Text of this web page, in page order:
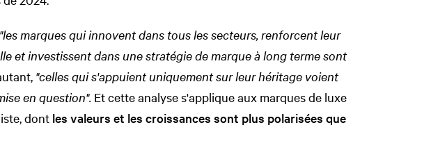
"les marques qui innovent dans tous les secteurs, renforcent leur
et investissent dans une stratégie de marque à long terme sont
"celles qui s'appuient uniquement sur leur héritage voient
en question". Et cette analyse s'applique aux marques de luxe
dont les valeurs et les croissances sont plus polarisées que